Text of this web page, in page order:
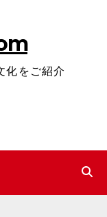
化をご紹介